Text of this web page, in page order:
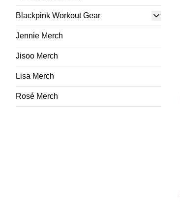
Blackpink Workout Gear
Jennie Merch
Jisoo Merch
Lisa Merch
Rosé Merch